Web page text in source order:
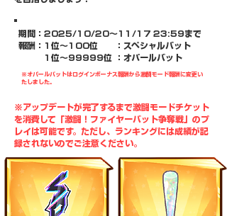
期間：​2025/10/20～11/17 23:59まで
報酬：1位～100位 ：スペシャルバット
1位～99999位 ：オパールバット
※オパールバットはログインボーナス報酬から激闘モード報酬に変更い
たしました。
※アップデートが完了するまで激闘モードチケット
を消費して「激闘！ファイヤーバット争奪戦」のプ
レイは可能です。ただし、ランキングには成績が記
録されないのでご注意ください。